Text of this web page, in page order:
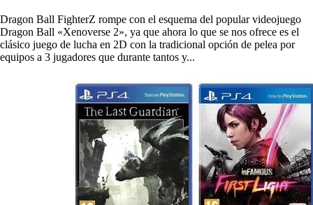
Dragon Ball FighterZ rompe con el esquema del popular videojuego
Dragon Ball «Xenoverse 2», ya que ahora lo que se nos ofrece es el
clásico juego de lucha en 2D con la tradicional opción de pelea por
equipos a 3 jugadores que durante tantos y...